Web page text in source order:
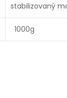
stabilizovaný
1000g